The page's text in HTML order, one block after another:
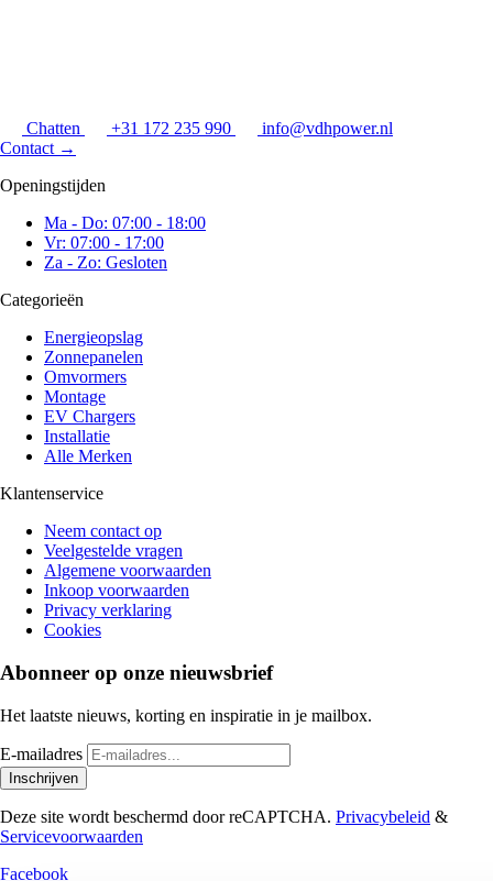
Chatten +31 172 235 990
info@vdhpower.nl
Contact →
Openingstijden
Ma - Do: 07:00 - 18:00
Vr: 07:00 - 17:00
Za - Zo: Gesloten
Categorieën
Energieopslag
Zonnepanelen
Omvormers
Montage
EV Chargers
Installatie
Alle Merken
Klantenservice
Neem contact op
Veelgestelde vragen
Algemene voorwaarden
Inkoop voorwaarden
Privacy verklaring
Cookies
Abonneer op onze nieuwsbrief
Het laatste nieuws, korting en inspiratie in je mailbox.
E-mailadres
Inschrijven
Deze site wordt beschermd door reCAPTCHA. Privacybeleid &
Servicevoorwaarden
Facebook